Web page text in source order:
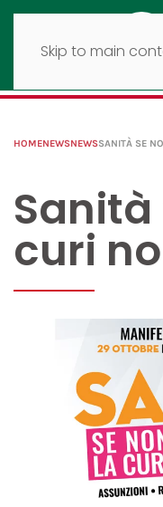
Skip to main
HOMENEWSNEWSSANITÀ SE
Sanità
curi